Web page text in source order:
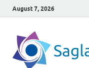
August 7, 2026